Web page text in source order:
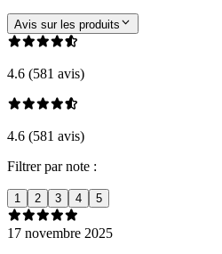
Avis sur les produits
4.6 (581 avis)
4.6 (581 avis)
Filtrer par note :
1 2 3 4 5
17 novembre 2025